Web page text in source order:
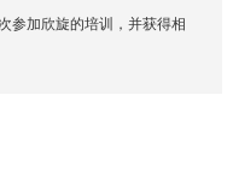
参加欣旋的培训，并获得相